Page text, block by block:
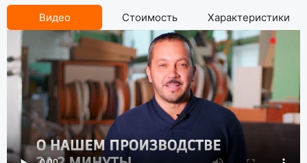
Видео Стоимость Характеристики